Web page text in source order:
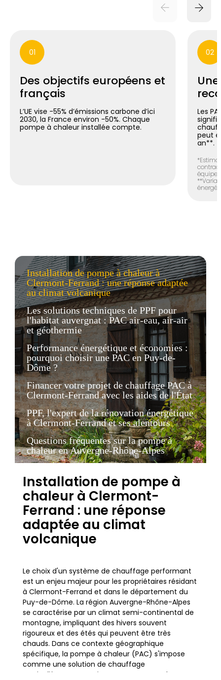
01
Des objectifs européens et
français
L’UE vise -55% d’émissions carbone d’ici
2030, la France environ -50%. Chaque
pompe à chaleur installée compte.
02
Les
peut
an**.
Installation de pompe à chaleur à
Clermont-Ferrand : une réponse adaptée
au climat volcanique
Les solutions techniques de PPF pour
l'habitat auvergnat : PAC air-eau, air-air
et géothermie
Performance énergétique et économies :
pourquoi choisir une PAC en Puy-de-
Dôme ?
Financer votre projet de chauffage PAC à
Clermont-Ferrand avec les aides de l'État
PPF, l'expert de la rénovation énergétique
à Clermont-Ferrand et ses alentours
Questions fréquentes sur la pompe à
chaleur en Auvergne-Rhône-Alpes
Installation de pompe à
chaleur à Clermont-
Ferrand : une réponse
adaptée au climat
volcanique
Le choix d'un système de chauffage performant
est un enjeu majeur pour les propriétaires résidant
à Clermont-Ferrand et dans le département du
Puy-de-Dôme. La région Auvergne-Rhône-Alpes
se caractérise par un climat semi-continental de
montagne, impliquant des hivers souvent
rigoureux et des étés qui peuvent être très
chauds. Dans ce contexte géographique
spécifique, la pompe à chaleur (PAC) s'impose
comme une solution de chauffage
particulièrement pertinente pour assurer le